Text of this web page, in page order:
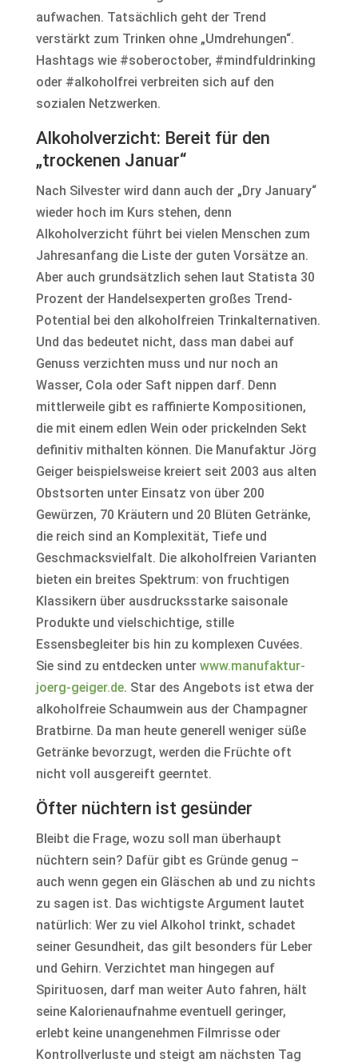
aufwachen. Tatsächlich geht der Trend
verstärkt zum Trinken ohne „Umdrehungen“.
Hashtags wie #soberoctober, #mindfuldrinking
oder #alkoholfrei verbreiten sich auf den
sozialen Netzwerken.
Alkoholverzicht: Bereit für den
„trockenen Januar“
Nach Silvester wird dann auch der „Dry January“
wieder hoch im Kurs stehen, denn
Alkoholverzicht führt bei vielen Menschen zum
Jahresanfang die Liste der guten Vorsätze an.
Aber auch grundsätzlich sehen laut Statista 30
Prozent der Handelsexperten großes Trend-
Potential bei den alkoholfreien Trinkalternativen.
Und das bedeutet nicht, dass man dabei auf
Genuss verzichten muss und nur noch an
Wasser, Cola oder Saft nippen darf. Denn
mittlerweile gibt es raffinierte Kompositionen,
die mit einem edlen Wein oder prickelnden Sekt
definitiv mithalten können. Die Manufaktur Jörg
Geiger beispielsweise kreiert seit 2003 aus alten
Obstsorten unter Einsatz von über 200
Gewürzen, 70 Kräutern und 20 Blüten Getränke,
die reich sind an Komplexität, Tiefe und
Geschmacksvielfalt. Die alkoholfreien Varianten
bieten ein breites Spektrum: von fruchtigen
Klassikern über ausdrucksstarke saisonale
Produkte und vielschichtige, stille
Essensbegleiter bis hin zu komplexen Cuvées.
Sie sind zu entdecken unter www.manufaktur-
joerg-geiger.de. Star des Angebots ist etwa der
alkoholfreie Schaumwein aus der Champagner
Bratbirne. Da man heute generell weniger süße
Getränke bevorzugt, werden die Früchte oft
nicht voll ausgereift geerntet.
Öfter nüchtern ist gesünder
Bleibt die Frage, wozu soll man überhaupt
nüchtern sein? Dafür gibt es Gründe genug –
auch wenn gegen ein Gläschen ab und zu nichts
zu sagen ist. Das wichtigste Argument lautet
natürlich: Wer zu viel Alkohol trinkt, schadet
seiner Gesundheit, das gilt besonders für Leber
und Gehirn. Verzichtet man hingegen auf
Spirituosen, darf man weiter Auto fahren, hält
seine Kalorienaufnahme eventuell geringer,
erlebt keine unangenehmen Filmrisse oder
Kontrollverluste und steigt am nächsten Tag